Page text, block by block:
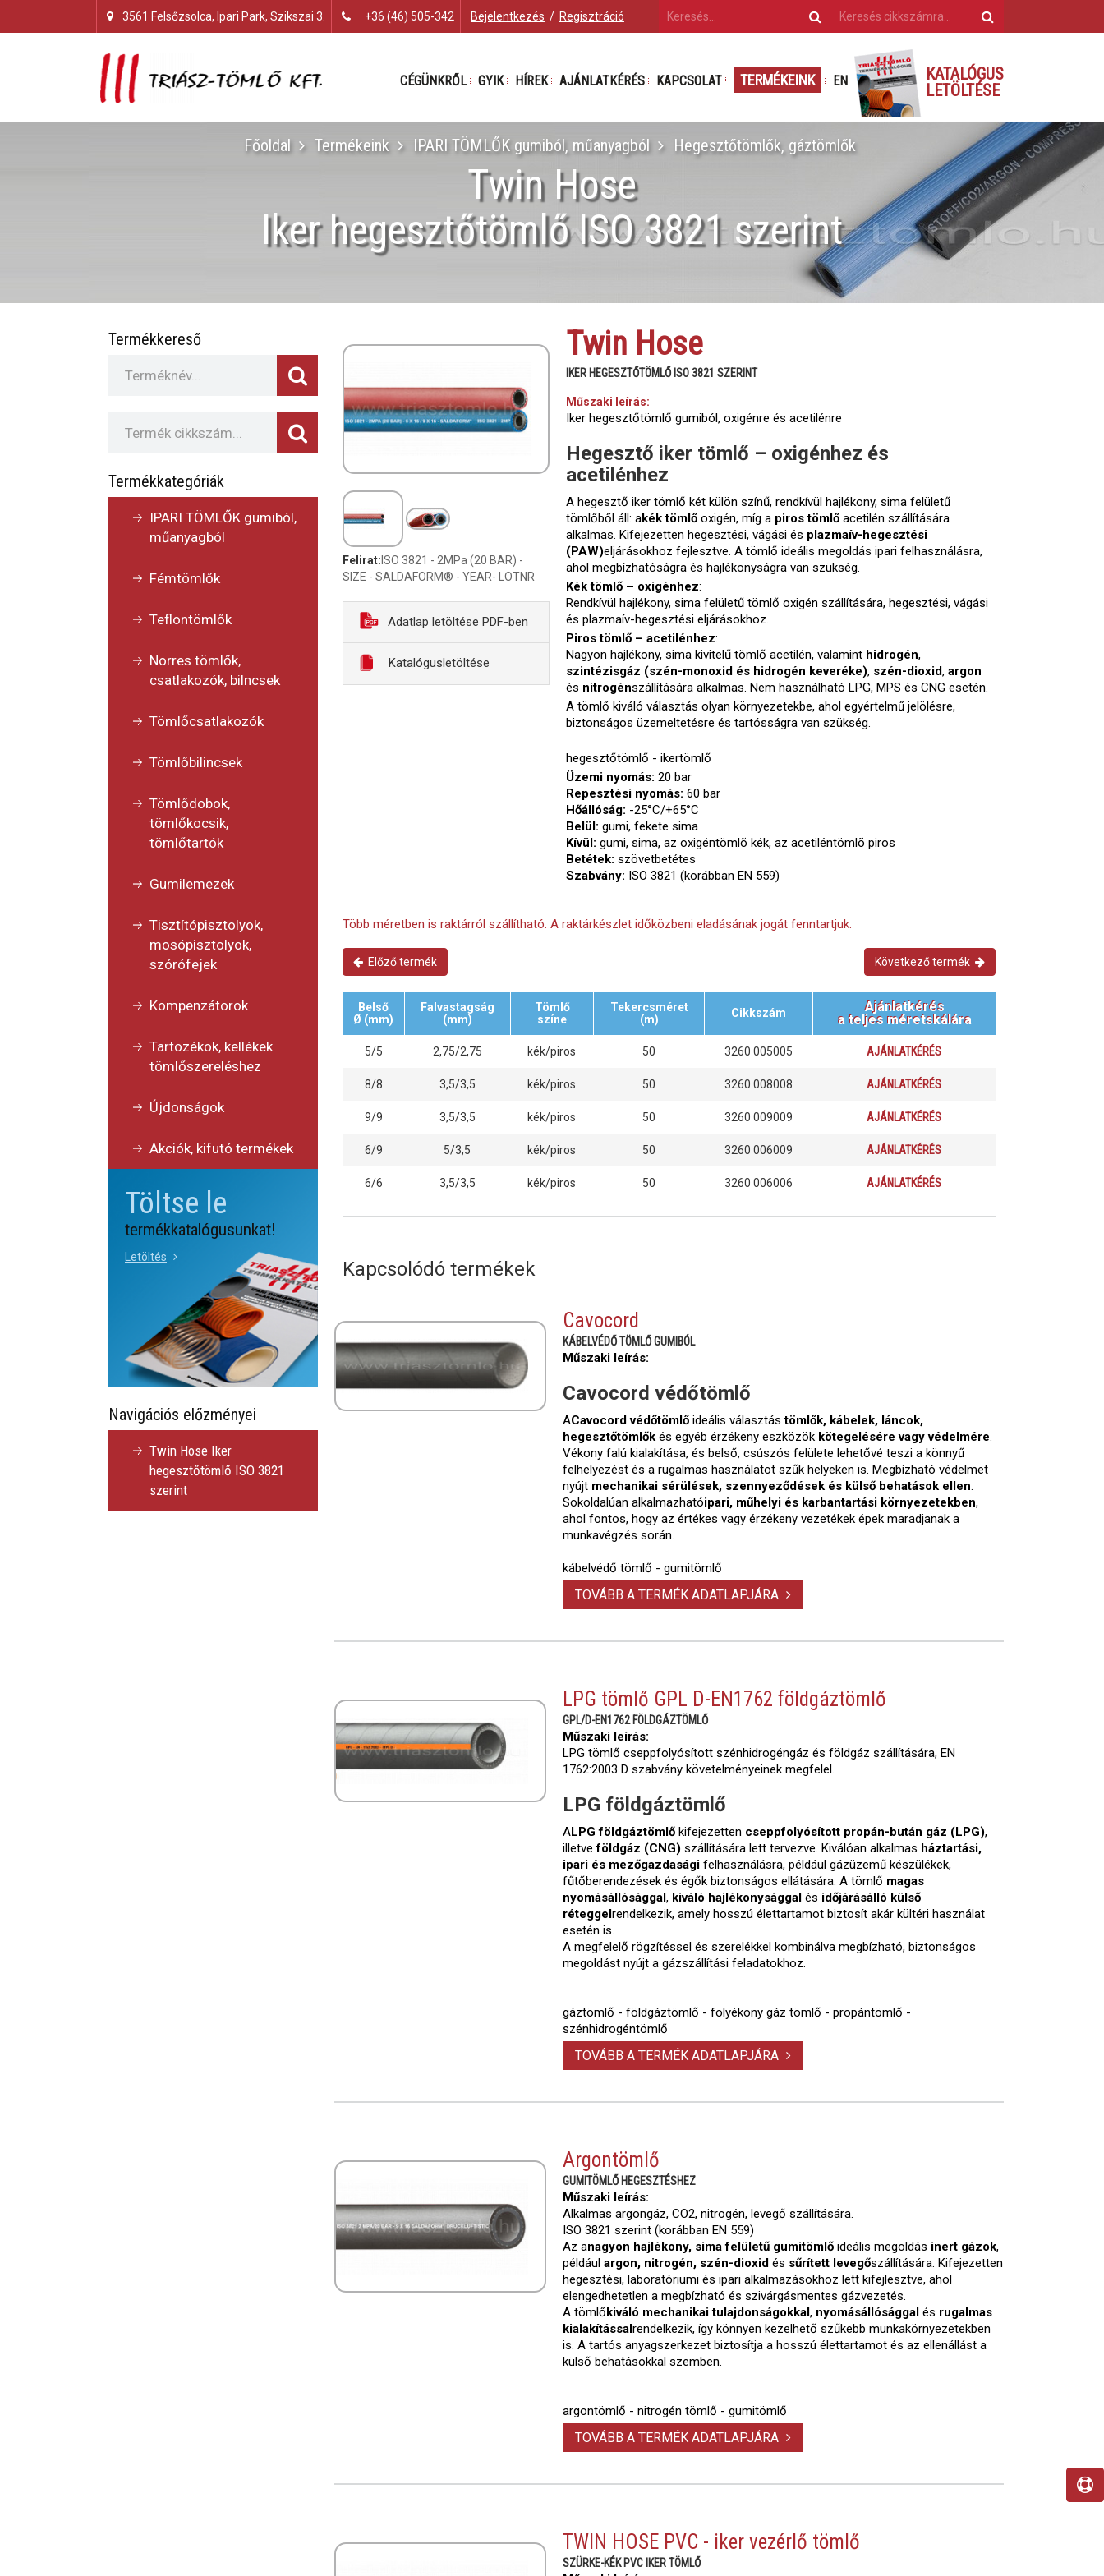
3561 Felsőzsolca, Ipari Park, Szikszai 3. +36 (46) 505-342 Bejelentkezés / Regisztráció
CÉGÜNKRŐL GYIK HÍREK AJÁNLATKÉRÉS KAPCSOLAT TERMÉKEINK EN
KATALÓGUS
LETÖLTÉSE
Főoldal Termékeink IPARI TÖMLŐK gumiból, műanyagból Hegesztőtömlők, gáztömlők
Twin Hose
Iker hegesztőtömlő ISO 3821 szerint
Termékkereső
Termékkategóriák
IPARI TÖMLŐK gumiból,
műanyagból
Fémtömlők
Teflontömlők
Norres tömlők,
csatlakozók, bilncsek
Tömlőcsatlakozók
Tömlőbilincsek
Tömlődobok,
tömlőkocsik,
tömlőtartók
Gumilemezek
Tisztítópisztolyok,
mosópisztolyok,
szórófejek
Kompenzátorok
Tartozékok, kellékek
tömlőszereléshez
Újdonságok
Akciók, kifutó termékek
Töltse le
termékkatalógusunkat!
Letöltés
Navigációs előzményei
Twin Hose Iker
hegesztőtömlő ISO 3821
szerint
Felirat: ISO 3821 - 2MPa (20 BAR) -
SIZE - SALDAFORM® - YEAR- LOTNR
Adatlap letöltése PDF-ben
Katalógusletöltése
Twin Hose
IKER HEGESZTŐTÖMLŐ ISO 3821 SZERINT
Műszaki leírás:
Iker hegesztőtömlő gumiból, oxigénre és acetilénre
Hegesztő iker tömlő – oxigénhez és
acetilénhez
A hegesztő iker tömlő két külön színű, rendkívül hajlékony, sima felületű
tömlőből áll: akék tömlőoxigén, míg a piros tömlőacetilén szállítására
alkalmas. Kifejezetten hegesztési, vágási és plazmaív-hegesztési
(PAW)eljárásokhoz fejlesztve. A tömlő ideális megoldás ipari felhasználásra,
ahol megbízhatóságra és hajlékonyságra van szükség.
Kék tömlő – oxigénhez:
Rendkívül hajlékony, sima felületű tömlő oxigén szállítására, hegesztési, vágási
és plazmaív-hegesztési eljárásokhoz.
Piros tömlő – acetilénhez:
Nagyon hajlékony, sima kivitelű tömlő acetilén, valamint hidrogén,
szintézisgáz (szén-monoxid és hidrogén keveréke), szén-dioxid, argon
és nitrogénszállítására alkalmas. Nem használható LPG, MPS és CNG esetén.
A tömlő kiváló választás olyan környezetekbe, ahol egyértelmű jelölésre,
biztonságos üzemeltetésre és tartósságra van szükség.
hegesztőtömlő - ikertömlő
Üzemi nyomás: 20 bar
Repesztési nyomás: 60 bar
Hőállóság: -25°C/+65°C
Belül: gumi, fekete sima
Kívül: gumi, sima, az oxigéntömlõ kék, az acetiléntömlõ piros
Betétek: szövetbetétes
Szabvány: ISO 3821 (korábban EN 559)
Több méretben is raktárról szállítható. A raktárkészlet időközbeni eladásának jogát fenntartjuk.
Előző termék Következő termék
Belső
Ø (mm)
Falvastagság
(mm)
Tömlő
színe
Tekercsméret
(m)
Cikkszám
Ajánlatkérés
a teljes méretskálára
5/5 2,75/2,75 kék/piros 50 3260 005005 AJÁNLATKÉRÉS
8/8 3,5/3,5 kék/piros 50 3260 008008 AJÁNLATKÉRÉS
9/9 3,5/3,5 kék/piros 50 3260 009009 AJÁNLATKÉRÉS
6/9 5/3,5 kék/piros 50 3260 006009 AJÁNLATKÉRÉS
6/6 3,5/3,5 kék/piros 50 3260 006006 AJÁNLATKÉRÉS
Kapcsolódó termékek
Cavocord
KÁBELVÉDŐ TÖMLŐ GUMIBÓL
Műszaki leírás:
Cavocord védőtömlő
ACavocord védőtömlő ideális választástömlők, kábelek, láncok,
hegesztőtömlők és egyéb érzékeny eszközök kötegelésére vagy védelmére.
Vékony falú kialakítása, és belső, csúszós felülete lehetővé teszi a könnyű
felhelyezést és a rugalmas használatot szűk helyeken is. Megbízható védelmet
nyújt mechanikai sérülések, szennyeződések és külső behatások ellen.
Sokoldalúan alkalmazhatóipari, műhelyi és karbantartási környezetekben,
ahol fontos, hogy az értékes vagy érzékeny vezetékek épek maradjanak a
munkavégzés során.
kábelvédő tömlő - gumitömlő
TOVÁBB A TERMÉK ADATLAPJÁRA
LPG tömlő GPL D-EN1762 földgáztömlő
GPL/D-EN1762 FÖLDGÁZTÖMLŐ
Műszaki leírás:
LPG tömlő cseppfolyósított szénhidrogéngáz és földgáz szállítására, EN
1762:2003 D szabvány követelményeinek megfelel.
LPG földgáztömlő
ALPG földgáztömlő kifejezetten cseppfolyósított propán-bután gáz (LPG),
illetveföldgáz (CNG) szállítására lett tervezve. Kiválóan alkalmas háztartási,
ipari és mezőgazdasági felhasználásra, például gázüzemű készülékek,
fűtőberendezések és égők biztonságos ellátására. A tömlő magas
nyomásállósággal, kiváló hajlékonysággal és időjárásálló külső
réteggelrendelkezik, amely hosszú élettartamot biztosít akár kültéri használat
esetén is.
A megfelelő rögzítéssel és szerelékkel kombinálva megbízható, biztonságos
megoldást nyújt a gázszállítási feladatokhoz.
gáztömlő - földgáztömlő - folyékony gáz tömlő - propántömlő -
szénhidrogéntömlő
TOVÁBB A TERMÉK ADATLAPJÁRA
Argontömlő
GUMITÖMLŐ HEGESZTÉSHEZ
Műszaki leírás:
Alkalmas argongáz, CO2, nitrogén, levegő szállítására.
ISO 3821 szerint (korábban EN 559)
Az anagyon hajlékony, sima felületű gumitömlő ideális megoldás inert gázok,
példáulargon, nitrogén, szén-dioxid és sűrített levegőszállítására. Kifejezetten
hegesztési, laboratóriumi és ipari alkalmazásokhoz lett kifejlesztve, ahol
elengedhetetlen a megbízható és szivárgásmentes gázvezetés.
A tömlőkiváló mechanikai tulajdonságokkal, nyomásállósággal és rugalmas
kialakítássalrendelkezik, így könnyen kezelhető szűkebb munkakörnyezetekben
is. A tartós anyagszerkezet biztosítja a hosszú élettartamot és az ellenállást a
külső behatásokkal szemben.
argontömlő - nitrogén tömlő - gumitömlő
TOVÁBB A TERMÉK ADATLAPJÁRA
TWIN HOSE PVC - iker vezérlő tömlő
SZÜRKE-KÉK PVC IKER TÖMLŐ